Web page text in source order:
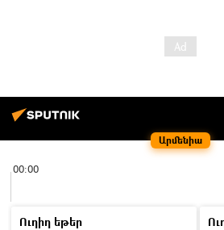
Արմենիա
00:00
Ուղիղ եթեր